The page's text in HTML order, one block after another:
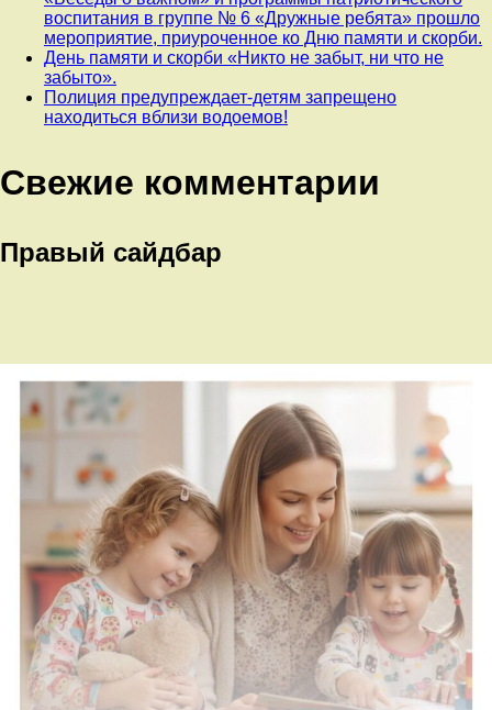
воспитания в группе № 6 «Дружные ребята» прошло
мероприятие, приуроченное ко Дню памяти и скорби.
День памяти и скорби «Никто не забыт, ни что не
забыто».
Полиция предупреждает-детям запрещено
находиться вблизи водоемов!
Свежие комментарии
Правый сайдбар